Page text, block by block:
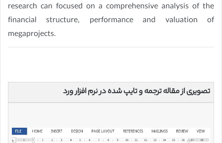
research can focused on a comprehensive analysis of the
financial structure, performance and valuation of
megaprojects.
تصویری از مقاله ترجمه و تایپ شده در نرم افزار ورد